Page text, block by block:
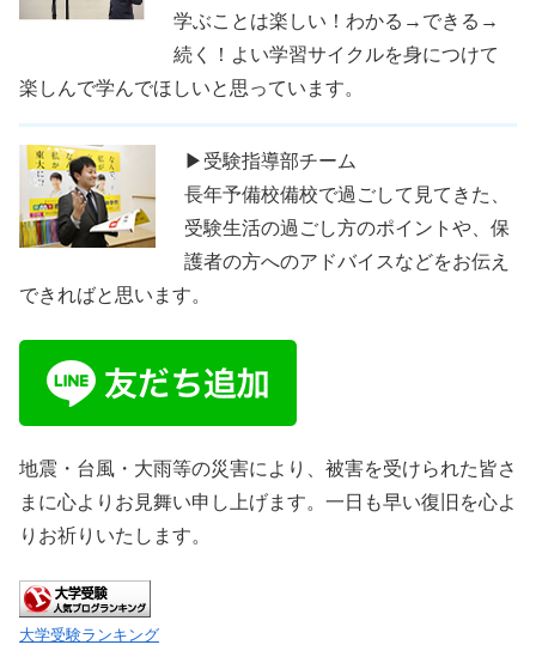
学ぶことは楽しい！わかる→できる→
続く！よい学習サイクルを身につけて
楽しんで学んでほしいと思っています。
▶受験指導部チーム
長年予備校備校で過ごして見てきた、
受験生活の過ごし方のポイントや、保
護者の方へのアドバイスなどをお伝え
できればと思います。
地震・台風・大雨等の災害により、被害を受けられた皆さ
まに心よりお見舞い申し上げます。一日も早い復旧を心よ
りお祈りいたします。
大学受験ランキング